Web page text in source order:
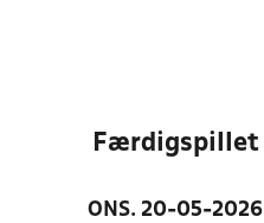
Færdigspillet
ONS. 20-05-2026